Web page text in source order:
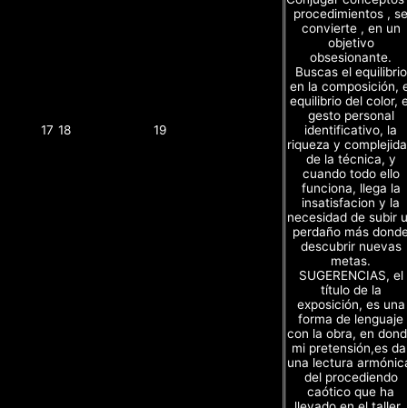
17 18 19
procedimientos , se
convierte , en un
objetivo
obsesionante.
Buscas el equilibrio
en la composición,
equilibrio del color,
gesto personal
identificativo, la
riqueza y
de la técnica, y
cuando todo ello
funciona, llega la
insatisfacion y la
necesidad de subir
perdaño más
descubrir nuevas
metas.
SUGERENCIAS, el
título de la
exposición, es una
forma de lenguaje
con la obra, en
mi pretensión,es
una lectura
del procediendo
caótico que ha